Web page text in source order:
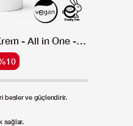
Docho Şampuan ve Krem - All in One - Zengin Vitamin 300 ML
besler ve güçlendirir.
sağlar.